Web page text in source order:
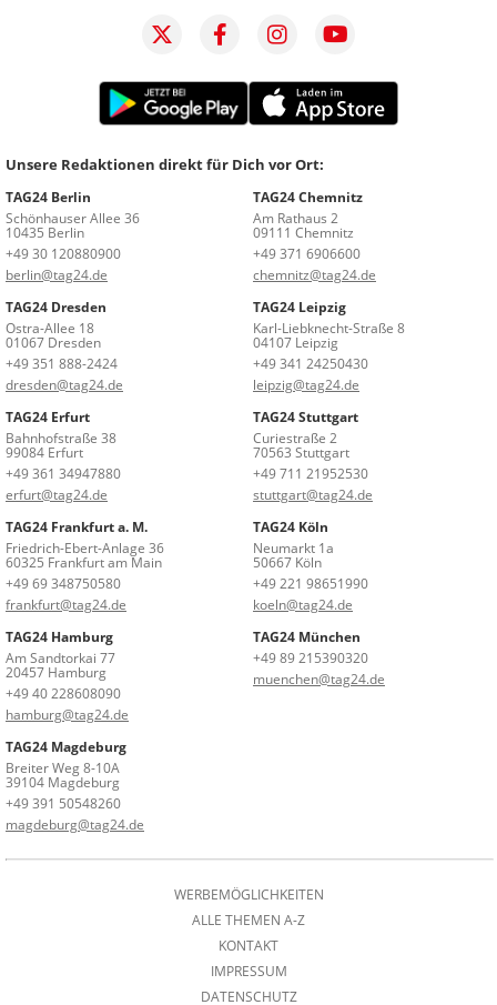
Unsere Redaktionen direkt für Dich vor Ort:
TAG24 Berlin
Schönhauser Allee 36
10435 Berlin
+49 30 120880900
berlin@tag24.de
TAG24 Chemnitz
Am Rathaus 2
09111 Chemnitz
+49 371 6906600
chemnitz@tag24.de
TAG24 Dresden
Ostra-Allee 18
01067 Dresden
+49 351 888-2424
dresden@tag24.de
TAG24 Leipzig
Karl-Liebknecht-Straße 8
04107 Leipzig
+49 341 24250430
leipzig@tag24.de
TAG24 Erfurt
Bahnhofstraße 38
99084 Erfurt
+49 361 34947880
erfurt@tag24.de
TAG24 Stuttgart
Curiestraße 2
70563 Stuttgart
+49 711 21952530
stuttgart@tag24.de
TAG24 Frankfurt a. M.
Friedrich-Ebert-Anlage 36
60325 Frankfurt am Main
+49 69 348750580
frankfurt@tag24.de
TAG24 Köln
Neumarkt 1a
50667 Köln
+49 221 98651990
koeln@tag24.de
TAG24 Hamburg
Am Sandtorkai 77
20457 Hamburg
+49 40 228608090
hamburg@tag24.de
TAG24 München
+49 89 215390320
muenchen@tag24.de
TAG24 Magdeburg
Breiter Weg 8-10A
39104 Magdeburg
+49 391 50548260
magdeburg@tag24.de
WERBEMÖGLICHKEITEN
ALLE THEMEN A-Z
KONTAKT
IMPRESSUM
DATENSCHUTZ